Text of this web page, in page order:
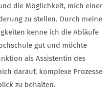
die Möglichkeit, mich einer
zu stellen. Durch meine
kenne ich die Abläufe
gut und möchte
als Assistentin des
darauf, komplexe Prozesse
zu behalten.